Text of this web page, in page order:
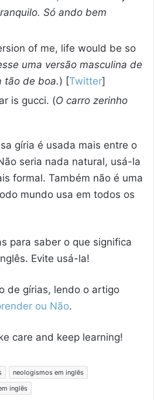
Só ando bem
of me, life would be so
uma versão masculina de
tão de boa.) [Twitter]
is gucci. (O carro zerinho
gíria é usada mais entre o
seria nada natural, usá-la
formal. Também não é uma
mundo usa em todos os
para saber o que significa
Evite usá-la!
de gírias, lendo o artigo
ou Não.
care and keep learning!
neologismos em inglês
inglês